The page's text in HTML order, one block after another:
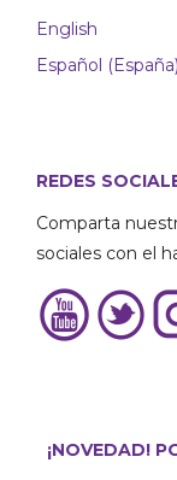
English
Español (España)
REDES
Comparta
sociales con el
¡NOVEDAD!